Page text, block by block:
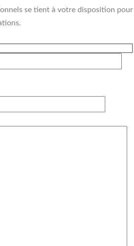
se tient à votre disposition pour